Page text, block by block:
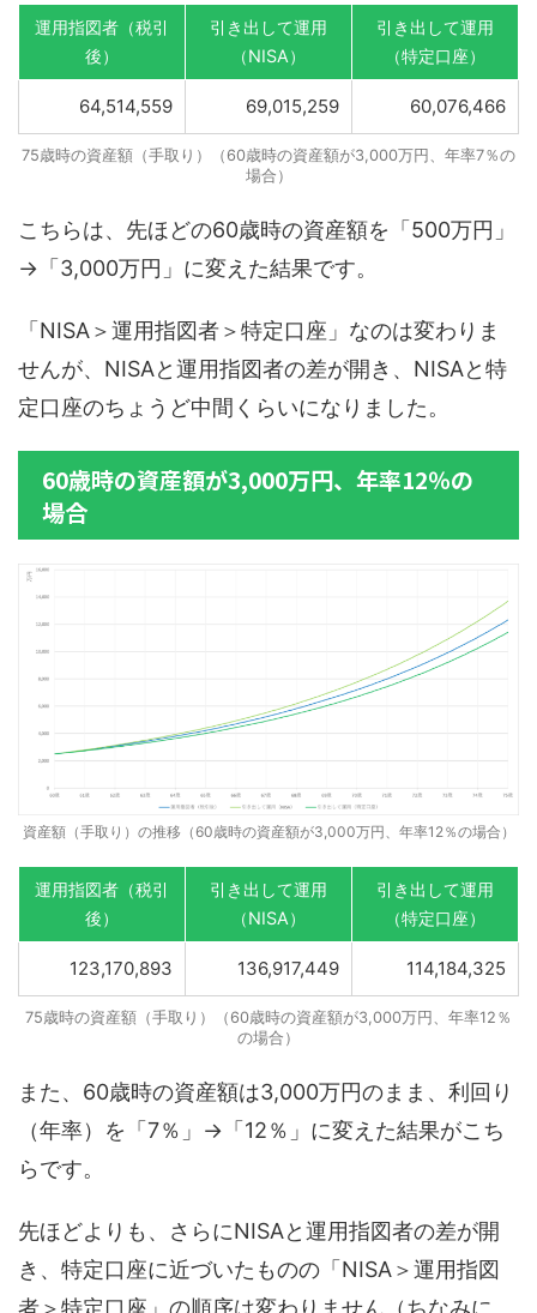
運用指図者（税引
後）
引き出して運用
（NISA）
引き出して運用
（特定口座）
64,514,559 69,015,259 60,076,466
75歳時の資産額（手取り）（60歳時の資産額が3,000万円、年率7％の
場合）
こちらは、先ほどの60歳時の資産額を「500万円」
→「3,000万円」に変えた結果です。
「NISA＞運用指図者＞特定口座」なのは変わりま
せんが、NISAと運用指図者の差が開き、NISAと特
定口座のちょうど中間くらいになりました。
60歳時の資産額が3,000万円、年率12％の
場合
資産額（手取り）の推移（60歳時の資産額が3,000万円、年率12％の場合）
運用指図者（税引
後）
引き出して運用
（NISA）
引き出して運用
（特定口座）
123,170,893 136,917,449 114,184,325
75歳時の資産額（手取り）（60歳時の資産額が3,000万円、年率12％
の場合）
また、60歳時の資産額は3,000万円のまま、利回り
（年率）を「7％」→「12％」に変えた結果がこち
らです。
先ほどよりも、さらにNISAと運用指図者の差が開
き、特定口座に近づいたものの「NISA＞運用指図
者＞特定口座」の順序は変わりません（ちなみに、